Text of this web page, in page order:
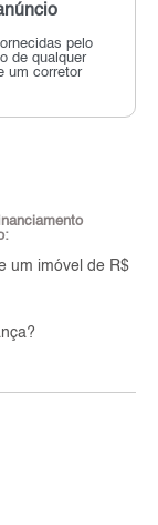
pelo
de qualquer
um corretor
um imóvel de R$